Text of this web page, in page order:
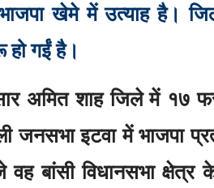
खेमे में उत्याह है।
हो गईं है।
अमित शाह जिले में १७
इटवा में भाजपा
बांसी विधानसभा क्षेत्र